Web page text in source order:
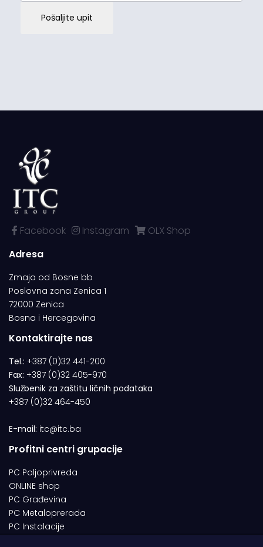
Pošaljite upit
Facebook Instagram
OLX Shop
Adresa
Zmaja od Bosne bb
Poslovna zona Zenica 1
72000 Zenica
Bosna i Hercegovina
Kontaktirajte nas
Tel.: +387 (0)32 441-200
Fax: +387 (0)32 405-970
Službenik za zaštitu ličnih podataka
+387 (0)32 464-450
E-mail: itc@itc.ba
Profitni centri grupacije
PC Poljoprivreda
ONLINE shop
PC Građevina
PC Metaloprerada
PC Instalacije